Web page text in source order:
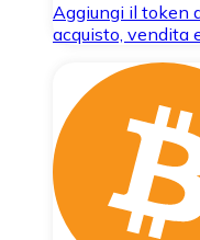
Aggiungi il token
acquisto, vendita